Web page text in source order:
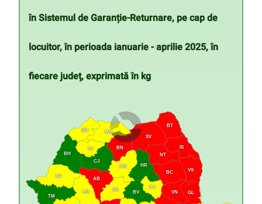
în Sistemul de Garanție-Returnare, pe cap de
locuitor, în perioada ianuarie - aprilie 2025, în
fiecare județ, exprimată în kg
AR
BH
TM
BT
GL
IS
NT
SJ
SM
SB BV
CV
HR
MM
MS
CJ
HD
AB
BN
VN
VS
BC
SV